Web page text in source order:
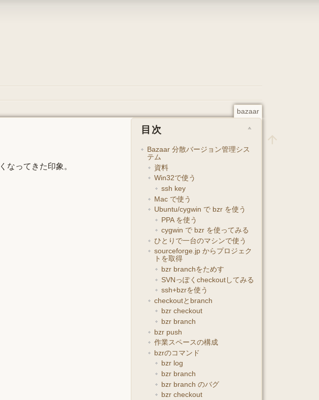
bazaar
目次
Bazaar 分散バージョン管理シス
テム
資料
Win32で使う
ssh key
Mac で使う
Ubuntu/cygwin で bzr を使う
PPA を使う
cygwin で bzr を使ってみる
ひとりで一台のマシンで使う
sourceforge.jp からプロジェク
トを取得
bzr branchをためす
SVNっぽくcheckoutしてみる
ssh+bzrを使う
checkoutとbranch
bzr checkout
bzr branch
bzr push
作業スペースの構成
bzrのコマンド
bzr log
bzr branch
bzr branch のバグ
bzr checkout
なってきた印象。